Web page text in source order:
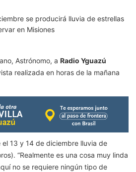
Astrónomo, a Radio Yguazú
realizada en horas de la mañana
13 y 14 de diciembre lluvia de
“Realmente es una cosa muy linda
no se requiere ningún tipo de